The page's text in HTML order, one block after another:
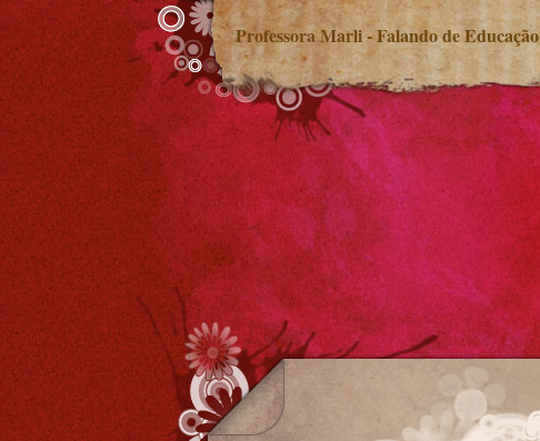
Professora Marli - Falando de Educação
O Brasil vai perder